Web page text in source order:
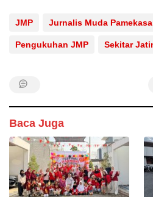
JMP Jurnalis Muda
Pengukuhan JMP Sekitar
Baca Juga